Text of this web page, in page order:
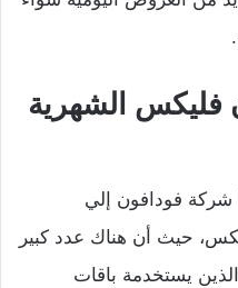
فليكس الشهرية
شركة فودافون إلي
حيث أن هناك عدد كبير
يستخدمة باقات